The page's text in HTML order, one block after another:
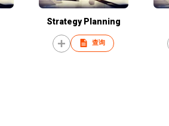
Strategy Planning
查询